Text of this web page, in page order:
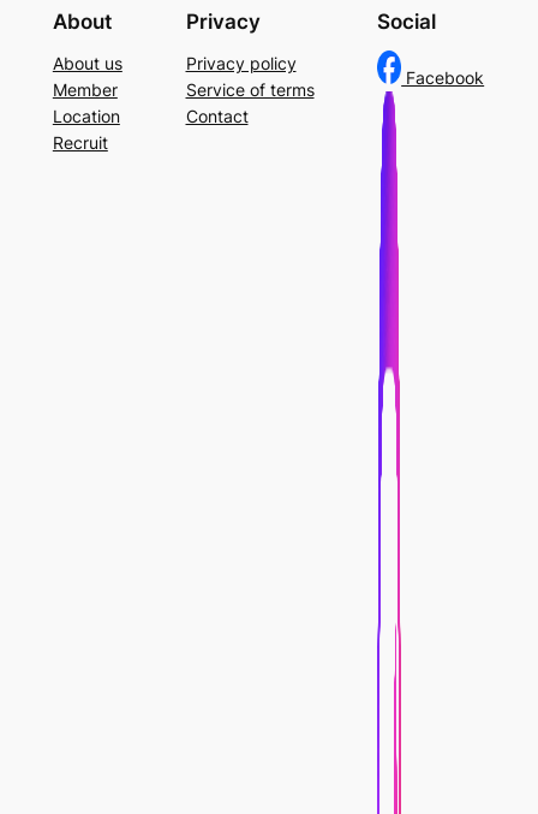
About
About us
Member
Location
Recruit
Privacy
Privacy policy
Service of terms
Contact
Social
Facebook